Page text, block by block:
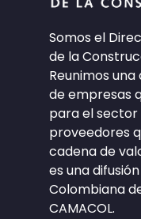
Somos el
de la
Reunimos
de empresas
para el sector
proveedores
cadena de
es una
Colombiana
CAMACOL.